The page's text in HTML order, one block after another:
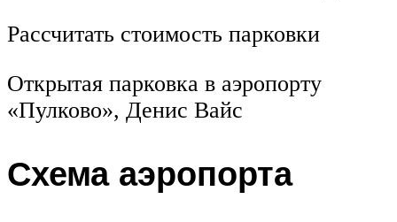
Рассчитать стоимость парковки
Открытая парковка в аэропорту
«Пулково», Денис Вайс
Схема аэропорта